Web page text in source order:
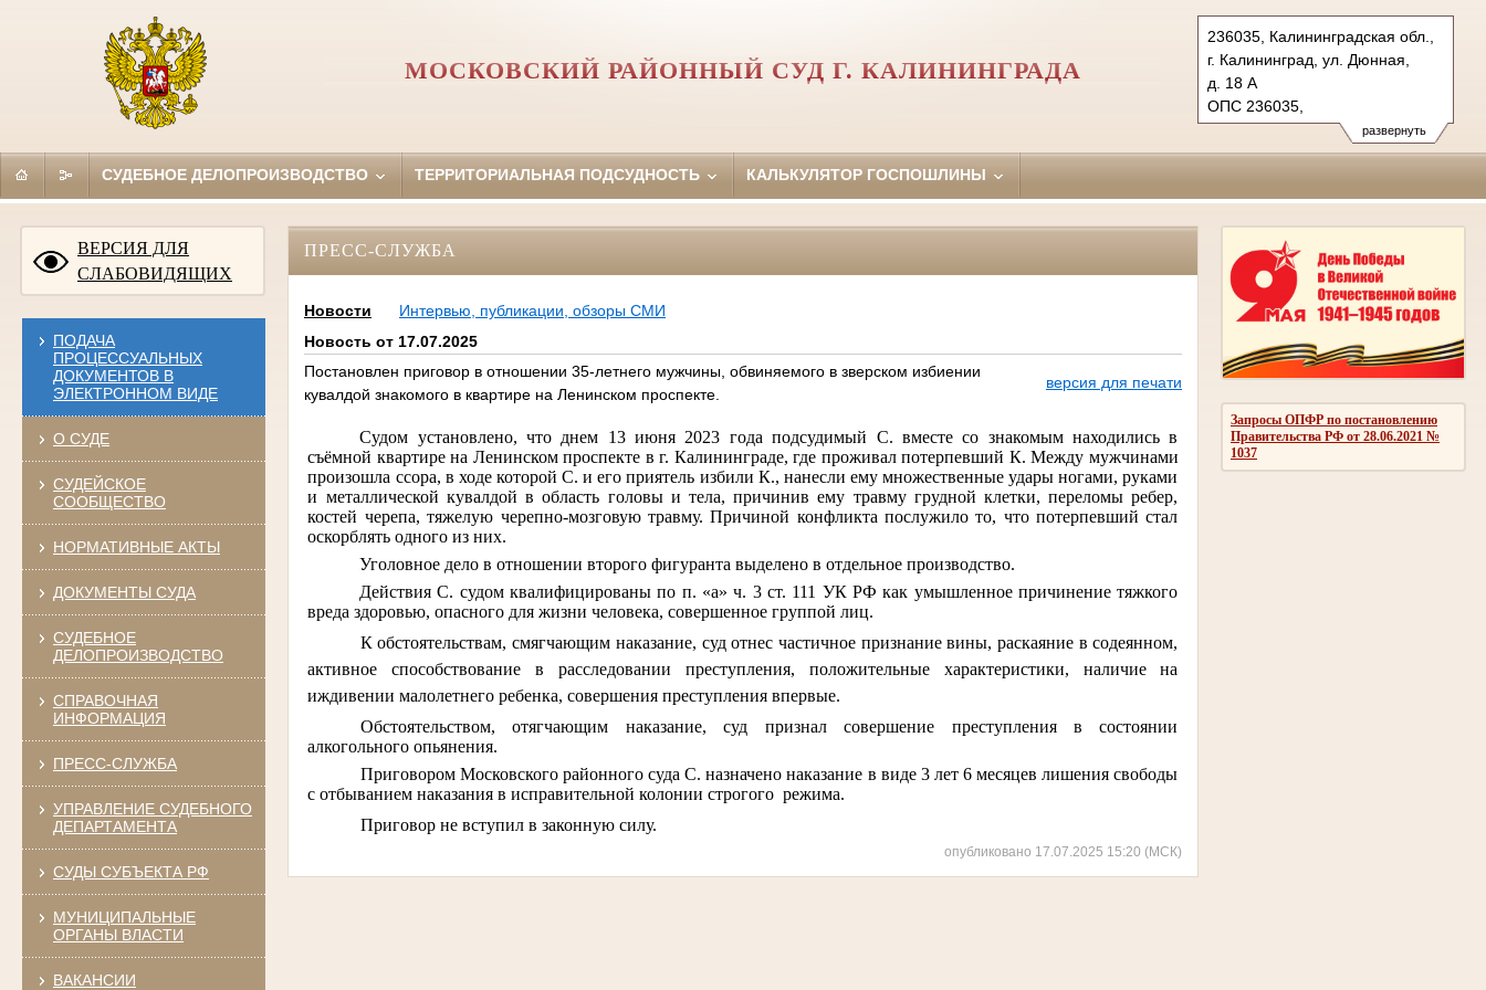
развернуть
236035, Калининградская обл.,
г. Калининград, ул. Дюнная,
д. 18 А
ОПС 236035,
бокс №5063 г. Калининград
Тел.: (4012) 60-56-60, 60-56-
moskovsky.kln@sudrf.ru
МОСКОВСКИЙ РАЙОННЫЙ СУД Г. КАЛИНИНГРАДА
СУДЕБНОЕ ДЕЛОПРОИЗВОДСТВО ТЕРРИТОРИАЛЬНАЯ ПОДСУДНОСТЬ КАЛЬКУЛЯТОР ГОСПОШЛИНЫ
ВЕРСИЯ ДЛЯ
СЛАБОВИДЯЩИХ
ПОДАЧА
ПРОЦЕССУАЛЬНЫХ
ДОКУМЕНТОВ В
ЭЛЕКТРОННОМ ВИДЕ
О СУДЕ
СУДЕЙСКОЕ
СООБЩЕСТВО
НОРМАТИВНЫЕ АКТЫ
ДОКУМЕНТЫ СУДА
СУДЕБНОЕ
ДЕЛОПРОИЗВОДСТВО
СПРАВОЧНАЯ
ИНФОРМАЦИЯ
ПРЕСС-СЛУЖБА
УПРАВЛЕНИЕ СУДЕБНОГО
ДЕПАРТАМЕНТА
СУДЫ СУБЪЕКТА РФ
МУНИЦИПАЛЬНЫЕ
ОРГАНЫ ВЛАСТИ
ВАКАНСИИ
Запросы ОПФР по постановлению
Правительства РФ от 28.06.2021 №
1037
ПРЕСС-СЛУЖБА
Новости
Интервью, публикации, обзоры СМИ
Новость от 17.07.2025
Постановлен приговор в отношении 35-летнего мужчины, обвиняемого в зверском избиении
кувалдой знакомого в квартире на Ленинском проспекте.
версия для печати
Судом установлено, что днем 13 июня 2023 года подсудимый С. вместе со знакомым находились в
съёмной квартирена Ленинском проспекте в г. Калининграде, где проживал потерпевший К. Между мужчинами
произошла ссора, в ходе которой С. и его приятель избили К., нанесли ему множественные удары ногами, руками
и металлической кувалдой в область головы и тела, причинив ему травму грудной клетки, переломы ребер,
костей черепа, тяжелую черепно-мозговую травму. Причиной конфликта послужило то, что потерпевший стал
оскорблять одного из них.
Уголовное дело в отношении второго фигуранта выделено в отдельное производство.
Действия С. судом квалифицированы по п. «а» ч. 3 ст. 111 УК РФ как умышленное причинение тяжкого
вреда здоровью, опасного для жизни человека, совершенное группой лиц.
К обстоятельствам, смягчающим наказание, суд отнес частичное признание вины, раскаяние в содеянном,
активное способствование в расследовании преступления, положительные характеристики, наличие на
иждивении малолетнего ребенка, совершения преступления впервые.
Обстоятельством, отягчающим наказание, суд признал совершение преступления в состоянии
алкогольного опьянения.
Приговором Московского районного суда С. назначено наказание в виде 3 лет 6 месяцев лишения свободы
с отбыванием наказания в исправительной колонии строгого режима.
Приговор не вступил в законную силу.
опубликовано 17.07.2025 15:20 (МСК)